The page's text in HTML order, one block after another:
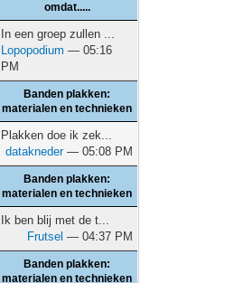
omdat.....
In een groep zullen ...
Lopopodium — 05:16
PM
Banden plakken:
materialen en technieken
Plakken doe ik zek...
datakneder— 05:08 PM
Banden plakken:
materialen en technieken
Ik ben blij met de t...
Frutsel — 04:37 PM
Banden plakken:
materialen en technieken